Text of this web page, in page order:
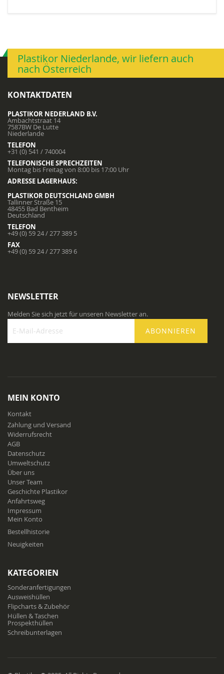
Plastikor Niederlande, wir liefern auch
nach Österreich
KONTAKTDATEN
PLASTIKOR NEDERLAND B.V.
Ambachtstraat 14
7587BW De Lutte
Niederlande
TELEFON
+31 (0) 541 / 740004
TELEFONISCHE SPRECHZEITEN
Montag bis Freitag von 8:00 bis 17:00 Uhr
ADRESSE LAGERHAUS:
PLASTIKOR DEUTSCHLAND GMBH
Tallinner Straße 15
48455 Bad Bentheim
Deutschland
TELEFON
+49 (0) 59 24 / 277 389 5
FAX
+49 (0) 59 24 / 277 389 6
NEWSLETTER
Melden Sie sich jetzt für unseren Newsletter an.
Newsletter
ABONNIEREN
MEIN KONTO
Kontakt
Zahlung und Versand
Widerrufsrecht
AGB
Datenschutz
Umweltschutz
Über uns
Unser Team
Geschichte Plastikor
Anfahrtsweg
Impressum
Mein Konto
Bestellhistorie
Neuigkeiten
KATEGORIEN
Sonderanfertigungen
Ausweishüllen
Flipcharts & Zubehör
Hüllen & Taschen
Prospekthüllen
Schreibunterlagen